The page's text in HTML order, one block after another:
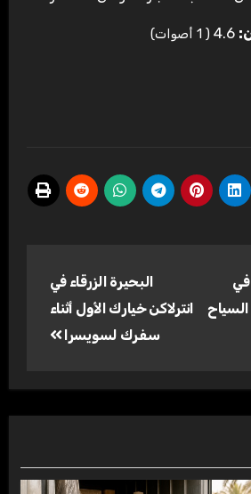
4.6
(
1أصوات)
البحيرة الزرقاء في
انترلاكن خيارك الأول أثناء
سفرك لسويسرا